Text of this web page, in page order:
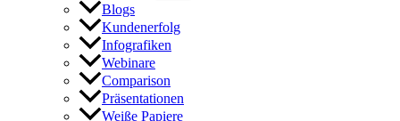
Blogs
Kundenerfolg
Infografiken
Webinare
Comparison
Präsentationen
Weiße Papiere